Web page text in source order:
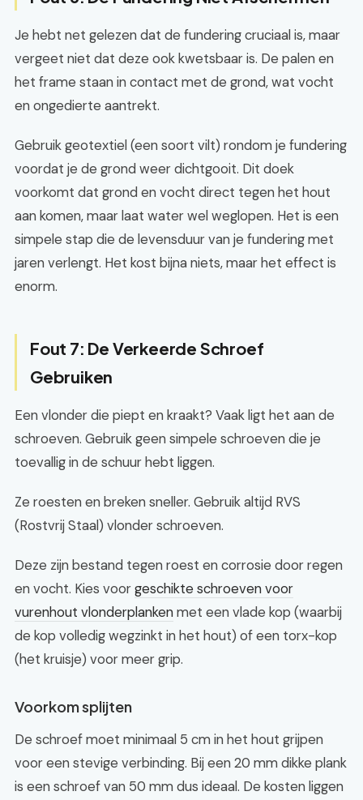
Je hebt net gelezen dat de fundering cruciaal is, maar
vergeet niet dat deze ook kwetsbaar is. De palen en
het frame staan in contact met de grond, wat vocht
en ongedierte aantrekt.
Gebruik geotextiel (een soort vilt) rondom je fundering
voordat je de grond weer dichtgooit. Dit doek
voorkomt dat grond en vocht direct tegen het hout
aan komen, maar laat water wel weglopen. Het is een
simpele stap die de levensduur van je fundering met
jaren verlengt. Het kost bijna niets, maar het effect is
enorm.
Fout 7: De Verkeerde Schroef
Gebruiken
Een vlonder die piept en kraakt? Vaak ligt het aan de
schroeven. Gebruik geen simpele schroeven die je
toevallig in de schuur hebt liggen.
Ze roesten en breken sneller. Gebruik altijd RVS
(Rostvrij Staal) vlonder schroeven.
Deze zijn bestand tegen roest en corrosie door regen
en vocht. Kies voorgeschikte schroeven voor
vurenhout vlonderplankenmet een vlade kop (waarbij
de kop volledig wegzinkt in het hout) of een torx-kop
(het kruisje) voor meer grip.
Voorkom splijten
De schroef moet minimaal 5 cm in het hout grijpen
voor een stevige verbinding. Bij een 20 mm dikke plank
is een schroef van 50 mm dus ideaal. De kosten liggen